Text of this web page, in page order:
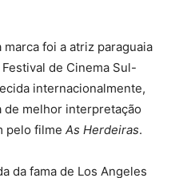
foi a atriz paraguaia
de Cinema Sul-
internacionalmente,
de melhor interpretação
pelo filme As Herdeiras.
da fama de Los Angeles